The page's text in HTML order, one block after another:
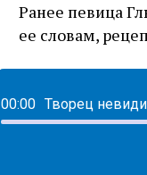
Ранее певица
ее словам,
00:00